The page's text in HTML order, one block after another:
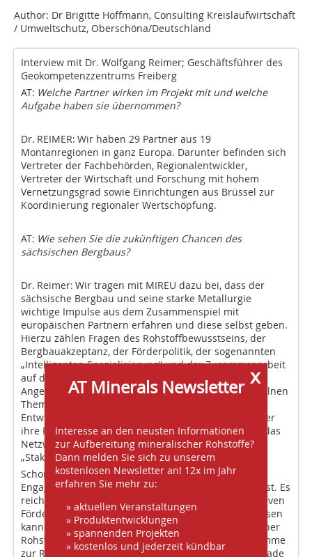
Author: Dr Brigitte Hoffmann, Consulting Kreislaufwirtschaft
/ Umweltschutz, Oberschöna/Deutschland
Interview mit Dr. Wolfgang Reimer; Geschäftsführer des
Geokompetenzzentrums Freiberg
AT: Welche Partner wirken im Projekt mit und welche
Aufgabe haben sie übernommen?
Dr. REIMER: Wir haben 29 Partner aus 19
Montanregionen in ganz Europa. Darunter befinden sich
Vertreter der Fachbehörden, Regionalentwickler,
Vertreter der Wirtschaft und Forschung mit hohem
Vernetzungsgrad sowie Einrichtungen aus Brüssel zur
Koordinierung regionaler Wertschöpfung.
AT: Wie sehen Sie die zukünftigen Chancen des
sächsischen Bergbaus?
Dr. Reimer: Wir tragen mit MIREU dazu bei, dass der
sächsische Bergbau und seine starke Metallurgie
wichtige Impulse aus dem Zusammenspiel mit
europäischen Partnern erfahren und diese selbst geben.
Hierzu zählen Fragen des Rohstoffbewusstseins, der
Bergbauakzeptanz, der Förderpolitik, der sogenannten
„Intelligenten Spezialisierung“ und der Zusammenarbeit
auf den nationalen und internationalen Ebenen der
Angewandten Forschung. Die Optimierung der einzelnen
Themenbereiche kann Bergbaubetreibern und
Entwicklern helfen, noch effizienter und reibungsloser
ihre Projekte zu realisieren, aber auch Probleme an das
Netzwerk zu adressieren. Hierzu finden periodisch
„Stakeholder Treffen“ statt.
Schon jetzt wird sichtbar, dass das staatliche
Engagement im Bergbau in Europa unterschiedlich ist. Es
reicht von einer Abkehr vom Bergbau bis hin zur aktiven
Förderung auch im Kontext eigener Förderung. Sachsen
kann hiervon lernen, auch in der Fortschreibung seiner
Rohstoffstrategie sowie der Ausformung der Programme
zur Regionalentwicklung, sich neu auszurichten. Gerade
x
AT Minerals Newsletter
Interesse an den neusten Informationen
zur Aufbereitung mineralischer Rohstoffe?
Dann melden Sie sich zu unserem
kostenlosen Newsletter an! 12x im Jahr
erfahren Sie mehr zu:
» aktuellen Veranstaltungen
» Produktentwicklungen
» spannenden Projekten
» kostenlos und jederzeit kündbar